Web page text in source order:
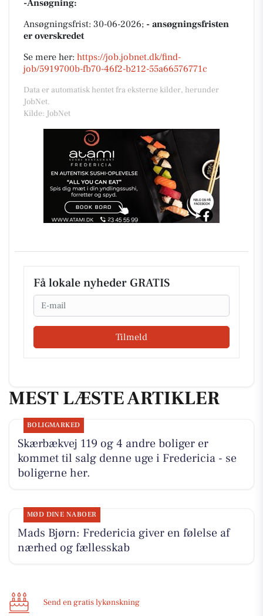
-Ansøgning:
Ansøgningsfrist: 30-06-2026; - ansøgningsfristen
er overskredet
Se mere her: https://job.jobnet.dk/find-
job/5919700b-fb70-46f2-b212-55a66576771c
Data er automatisk hentet fra eksterne kilder, herunder
JobNet.
Kilde: JobNet
Få lokale nyheder GRATIS
Email
Tilmeld
MEST LÆSTE ARTIKLER
BOLIGMARKED
Skærbækvej 119 og 4 andre boliger er
kommet til salg denne uge i Fredericia - se
boligerne her.
MØD DINE NABOER
Mads Bjørn: Fredericia giver en følelse af
nærhed og fællesskab
Send en gratis lykønskning